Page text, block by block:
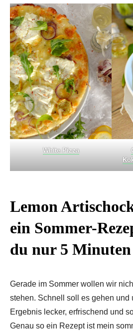
White Pizza
Lemon
ein Sommer-
du nur 5
Gerade im Sommer wollen wir
stehen. Schnell soll es gehen und
Ergebnis lecker, erfrischend und
Genau so ein Rezept ist mein